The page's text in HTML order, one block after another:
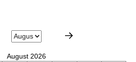
August 2026